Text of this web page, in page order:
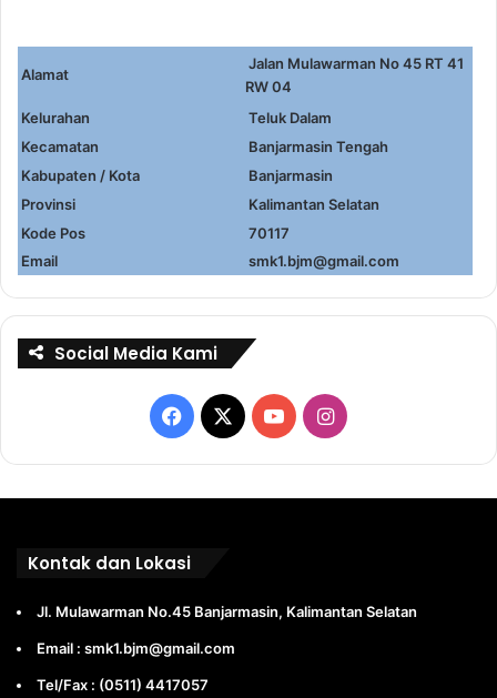
Alamat
Jalan Mulawarman No 45 RT 41
RW 04
Kelurahan
Teluk Dalam
Kecamatan
Banjarmasin Tengah
Kabupaten / Kota
Banjarmasin
Provinsi
Kalimantan Selatan
Kode Pos
70117
Email
smk1.bjm@gmail.com
Social Media Kami
Facebook
X YouTubeInstagram
Kontak dan Lokasi
Jl. Mulawarman No.45 Banjarmasin, Kalimantan Selatan
Email : smk1.bjm@gmail.com
Tel/Fax : (0511) 4417057